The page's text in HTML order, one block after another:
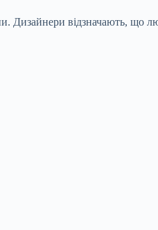
Дизайнери відзначають, що